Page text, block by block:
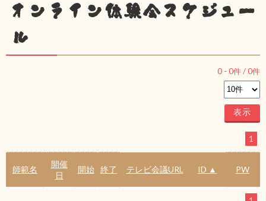
オンライン体験会スケジュー
ル
0 - 0件 /0件
1
師範名
開催
日
開始 終了 テレビ会議URL ID ▲ PW